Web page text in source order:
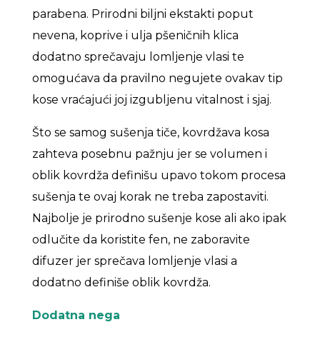
parabena. Prirodni biljni ekstakti poput
nevena, koprive i ulja pšeničnih klica
dodatno sprečavaju lomljenje vlasi te
omogućava da pravilno negujete ovakav tip
kose vraćajući joj izgubljenu vitalnost i sjaj.
Što se samog sušenja tiče, kovrdžava kosa
zahteva posebnu pažnju jer se volumen i
oblik kovrdža definišu upavo tokom procesa
sušenja te ovaj korak ne treba zapostaviti.
Najbolje je prirodno sušenje kose ali ako ipak
odlučite da koristite fen, ne zaboravite
difuzer jer sprečava lomljenje vlasi a
dodatno definiše oblik kovrdža.
Dodatna nega